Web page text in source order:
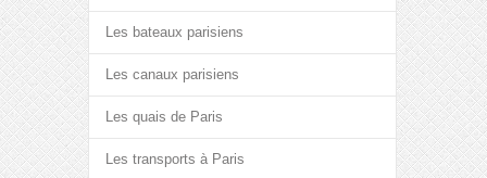
Les bateaux parisiens
Les canaux parisiens
Les quais de Paris
Les transports à Paris